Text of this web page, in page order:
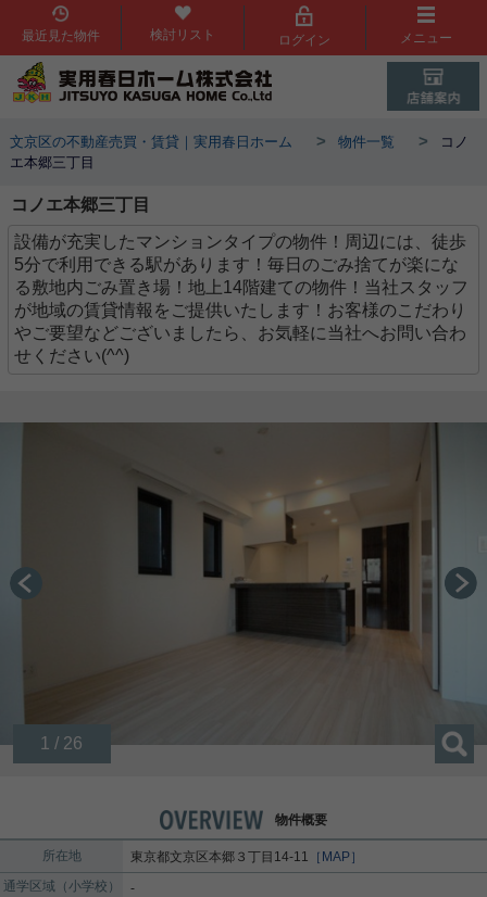
最近見た物件 検討リスト ログイン メニュー
文京区の不動産売買・賃貸｜実用春日ホーム > 物件一覧 >
コノ
エ本郷三丁目
コノエ本郷三丁目
設備が充実したマンションタイプの物件！周辺には、徒歩
5分で利用できる駅があります！毎日のごみ捨てが楽にな
る敷地内ごみ置き場！地上14階建ての物件！当社スタッフ
が地域の賃貸情報をご提供いたします！お客様のこだわり
やご要望などございましたら、お気軽に当社へお問い合わ
せください(^^)
1 / 26
物件概要
所在地 東京都文京区本郷 ３丁目14-11
［MAP］
通学区域（小学校）
-